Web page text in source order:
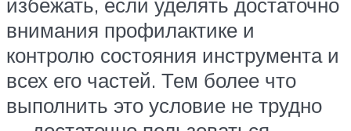
внимания профилактике и
контролю состояния инструмента и
всех его частей. Тем более что
выполнить это условие не трудно